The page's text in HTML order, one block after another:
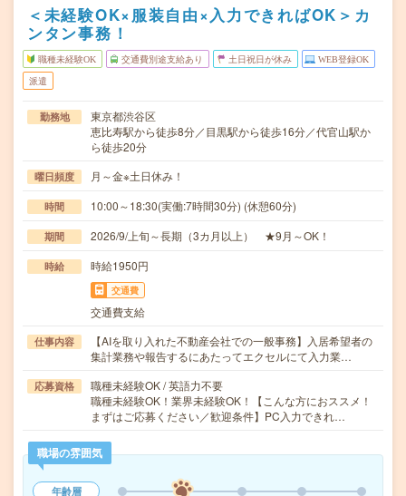
＜未経験OK×服装自由×入力できればOK＞カ
ンタン事務！
職種未経験OK 交通費別途支給あり 土日祝日が休み WEB登録OK
派遣
勤務地
東京都渋谷区
恵比寿駅から徒歩8分／目黒駅から徒歩16分／代官山駅か
ら徒歩20分
曜日頻度 月～金※土日休み！
時間 10:00～18:30(実働:7時間30分) (休憩60分)
期間 2026/9/上旬～長期（3カ月以上） ★9月～OK！
時給 時給1950円
交通費
交通費支給
仕事内容
【AIを取り入れた不動産会社での一般事務】入居希望者の
集計業務や報告するにあたってエクセルにて入力業…
応募資格
職種未経験OK / 英語力不要
職種未経験OK！業界未経験OK！【こんな方におススメ！
まずはご応募ください／歓迎条件】PC入力できれ…
職場の雰囲気
年齢層